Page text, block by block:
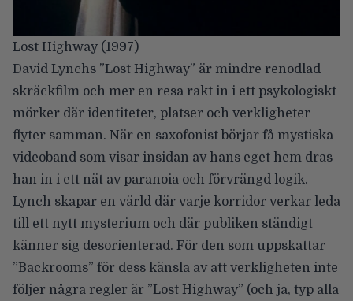
Lost Highway (1997)
David Lynchs ”Lost Highway” är mindre renodlad
skräckfilm och mer en resa rakt in i ett psykologiskt
mörker där identiteter, platser och verkligheter
flyter samman. När en saxofonist börjar få mystiska
videoband som visar insidan av hans eget hem dras
han in i ett nät av paranoia och förvrängd logik.
Lynch skapar en värld där varje korridor verkar leda
till ett nytt mysterium och där publiken ständigt
känner sig desorienterad. För den som uppskattar
”Backrooms” för dess känsla av att verkligheten inte
följer några regler är ”Lost Highway” (och ja, typ alla